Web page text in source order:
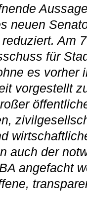
neuen
Am
für
es vorher
vorgestellt
auch der
angefacht